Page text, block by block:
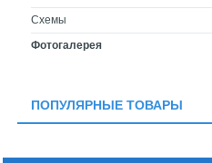
Схемы
Фотогалерея
ПОПУЛЯРНЫЕ ТОВАРЫ